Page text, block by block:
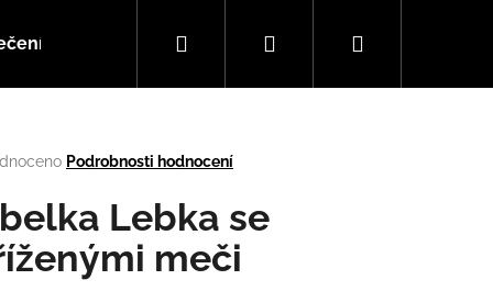
Hudba
Hledat PřihlášeníNákupní
Podrobnosti hodnocení
Lebka se
meči